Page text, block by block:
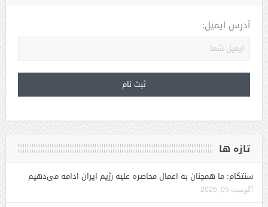
آدرس ایمیل:
تازه ها
سنتکام: ما همچنان به اعمال محاصره علیه رژیم ایران ادامه می‌دهیم
آگوست 05, 2026